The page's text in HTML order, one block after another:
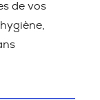
de vos